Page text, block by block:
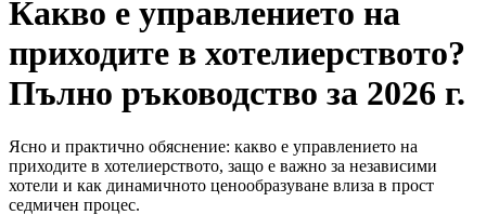
Какво е управлението на
приходите в хотелиерството?
Пълно ръководство за 2026 г.
Ясно и практично обяснение: какво е управлението на
приходите в хотелиерството, защо е важно за независими
хотели и как динамичното ценообразуване влиза в прост
седмичен процес.